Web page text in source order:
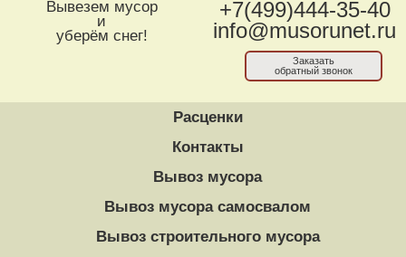
Вывезем мусор
и
уберём снег!
+7(499)444-35-40
info@musorunet.ru
Заказать
обратный звонок
Расценки
Контакты
Вывоз мусора
Вывоз мусора самосвалом
Вывоз строительного мусора